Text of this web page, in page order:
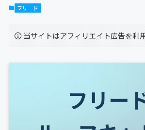
フリード
当サイトはアフィリエイト広告を利